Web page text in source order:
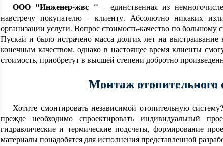
ООО "Инженер-жвс " - единственная из
навстречу покупателю - клиенту. Абсолютно никаких
организации услуги. Вопрос стоимость-качество по большому
Пускай и было истрачено масса долгих лет на
конечным качеством, однако в настоящее время клиенты
стоимость, приобретут в высшей степени добротно
Монтаж отопительного
Хотите смонтировать независимой отопительную
прежде необходимо спроектировать индивидуальный
гидравлические и термические подсчеты, формирование
материалы понадобятся для исполнения представленной